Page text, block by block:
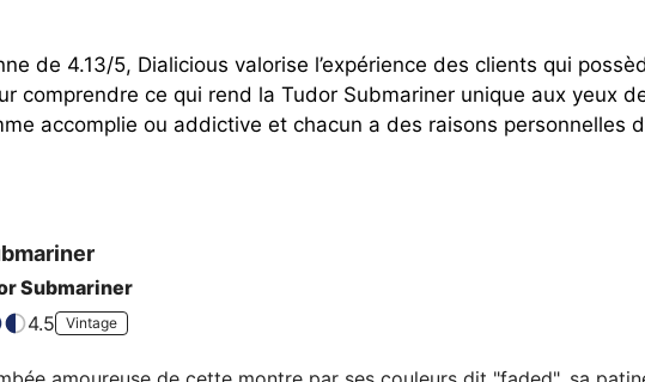
de 4.13/5, Dialicious valorise l’expérience des clients qui
comprendre ce qui rend la Tudor Submariner unique aux yeux
accomplie ou addictive et chacun a des raisons personnelles
Submariner
4.5
Vintage